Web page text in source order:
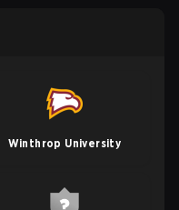
Winthrop University